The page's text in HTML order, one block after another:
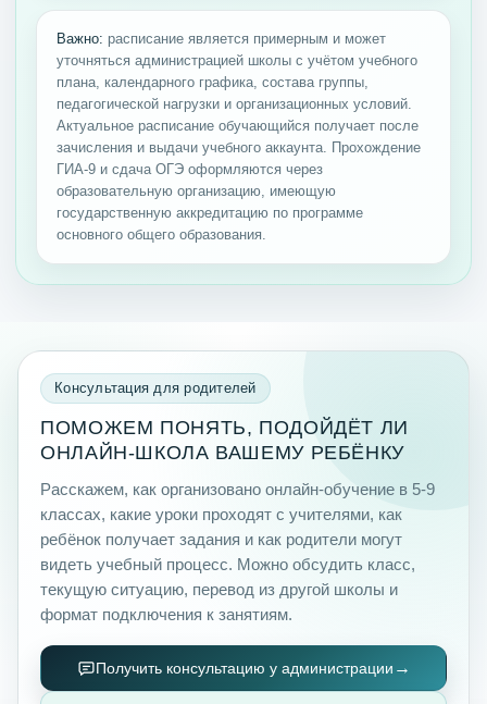
Важно: расписание является примерным и может
уточняться администрацией школы с учётом учебного
плана, календарного графика, состава группы,
педагогической нагрузки и организационных условий.
Актуальное расписание обучающийся получает после
зачисления и выдачи учебного аккаунта. Прохождение
ГИА-9 и сдача ОГЭ оформляются через
образовательную организацию, имеющую
государственную аккредитацию по программе
основного общего образования.
Консультация для родителей
ПОМОЖЕМ ПОНЯТЬ, ПОДОЙДЁТ ЛИ
ОНЛАЙН-ШКОЛА ВАШЕМУ РЕБЁНКУ
Расскажем, как организовано онлайн-обучение в 5-9
классах, какие уроки проходят с учителями, как
ребёнок получает задания и как родители могут
видеть учебный процесс. Можно обсудить класс,
текущую ситуацию, перевод из другой школы и
формат подключения к занятиям.
Получить консультацию у администрации